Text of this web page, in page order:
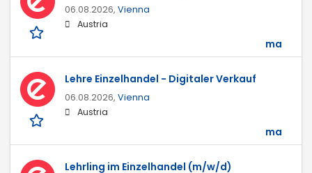
06.08.2026, Vienna
Austria
ma
Lehre Einzelhandel - Digitaler Verkauf
06.08.2026, Vienna
Austria
ma
Lehrling im Einzelhandel (m/w/d)